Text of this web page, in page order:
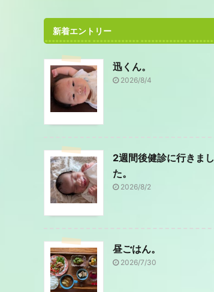
新着エントリー
迅くん。
2026/8/4
2週間後健診に行きまし
た。
2026/8/2
昼ごはん。
2026/7/30